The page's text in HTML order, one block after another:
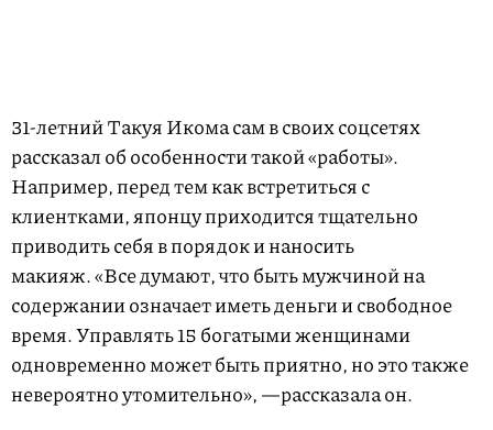
31-летний Такуя Икома сам в своих соцсетях
рассказал об особенности такой «работы».
Например, перед тем как встретиться с
клиентками, японцу приходится тщательно
приводить себя в порядок и наносить
макияж. «Все думают, что быть мужчиной на
содержании означает иметь деньги и свободное
время. Управлять 15 богатыми женщинами
одновременно может быть приятно, но это также
невероятно утомительно», —рассказала он.